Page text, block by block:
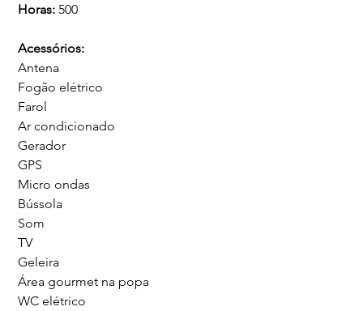
Horas: 500
Acessórios:
Antena
Fogão elétrico
Farol
Ar condicionado
Gerador
GPS
Micro ondas
Bússola
Som
TV
Geleira
Área gourmet na popa
WC elétrico